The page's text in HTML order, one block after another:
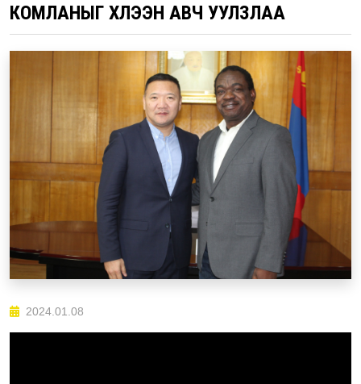
КОМЛАНЫГ ХҮЛЭЭН АВЧ УУЛЗЛАА
2024.01.08